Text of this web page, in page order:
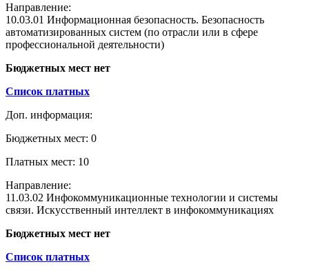
Направление:
10.03.01 Информационная безопасность. Безопасность
автоматизированных систем (по отрасли или в сфере
профессиональной деятельности)
Бюджетных мест нет
Список платных
Доп. информация:
Бюджетных мест: 0
Платных мест: 10
Направление:
11.03.02 Инфокоммуникационные технологии и системы
связи. Искусственный интеллект в инфокоммуникациях
Бюджетных мест нет
Список платных